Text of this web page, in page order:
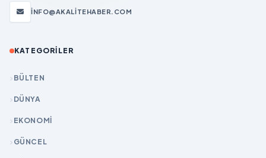
INFO@AKALITEHABER.COM
KATEGORILER
BÜLTEN
DÜNYA
EKONOMİ
GÜNCEL